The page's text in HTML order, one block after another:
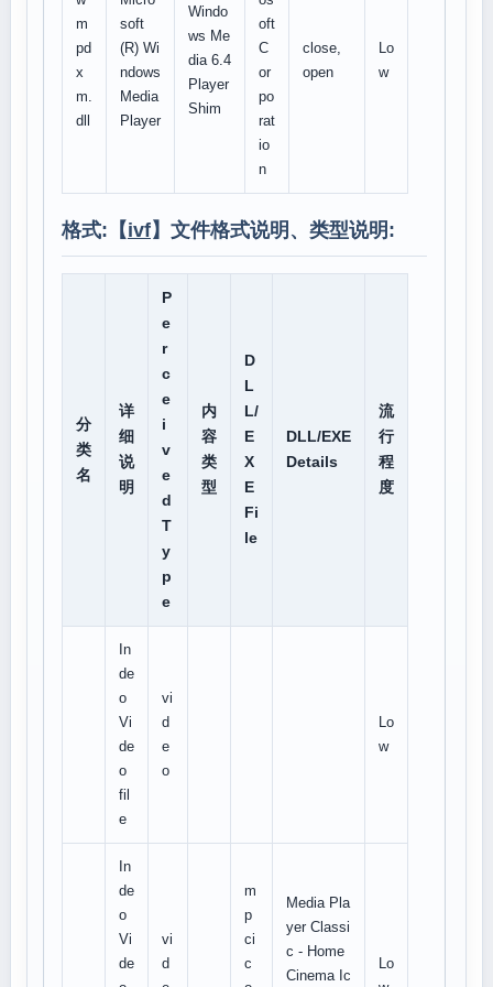
m
pd
x
m.
dll
soft
(R) Wi
ndows
Media
Player
Windo
ws Me
dia 6.4
Player
Shim
oft
C
or
po
rat
io
n
close,
open
Lo
w
格式:【ivf】文件格式说明、类型说明:
分
类
名
详
细
说
明
P
e
r
c
e
i
v
e
d
T
y
p
e
内
容
类
型
D
L
L/
E
X
E
Fi
le
DLL/EXE
Details
流
行
程
度
In
de
o
Vi
de
o
fil
e
vi
d
e
o
Lo
w
In
de
o
Vi
de
vi
d
m
p
ci
c
Media Pla
yer Classi
c - Home
Cinema Ic
Lo